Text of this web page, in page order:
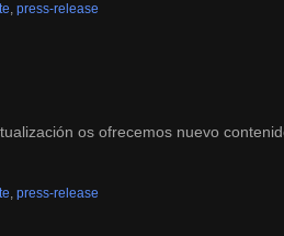
, press-release
os ofrecemos nuevo
, press-release